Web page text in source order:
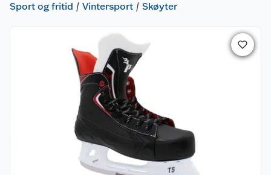
Sport og fritid Vintersport Skøyter